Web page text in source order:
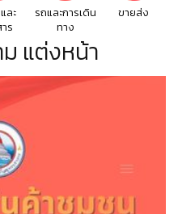
ละ
ร
รถและการเดิน
ทาง
ขายส่ง
แต่งหน้า